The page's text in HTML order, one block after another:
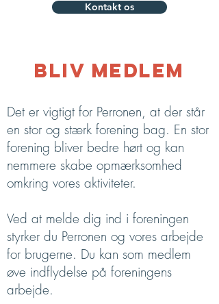
Kontakt os
bliv medlem
Det er vigtigt for Perronen, at der står
en stor og stærk forening bag. En stor
forening bliver bedre hørt og kan
nemmere skabe opmærksomhed
omkring vores aktiviteter.
Ved at melde dig ind i foreningen
styrker du Perronen og vores arbejde
for brugerne. Du kan som medlem
øve indflydelse på foreningens
arbejde.